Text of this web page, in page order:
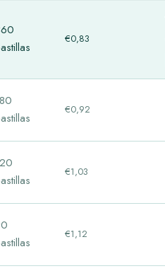
€0,83
€0,92
€1,03
€1,12